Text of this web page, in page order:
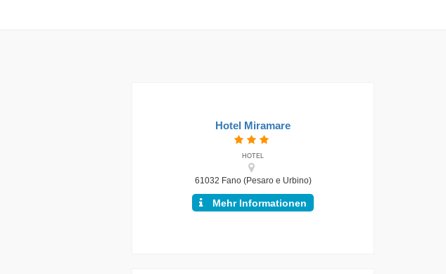
Hotel Miramare
HOTEL
61032 Fano (Pesaro e Urbino)
Mehr Informationen